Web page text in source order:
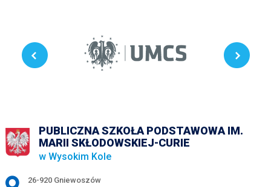
PUBLICZNA SZKOŁA PODSTAWOWA IM.
MARII SKŁODOWSKIEJ-CURIE
w Wysokim Kole
Adres pocztowy:
26-920 Gniewoszów